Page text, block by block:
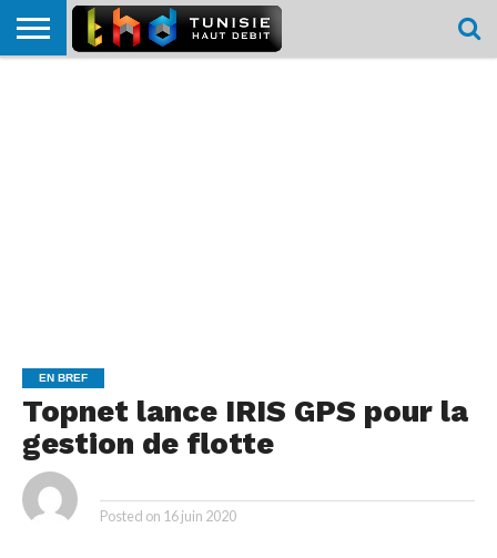
EN BREF
Topnet lance IRIS GPS pour la
gestion de flotte
Posted on 16 juin 2020